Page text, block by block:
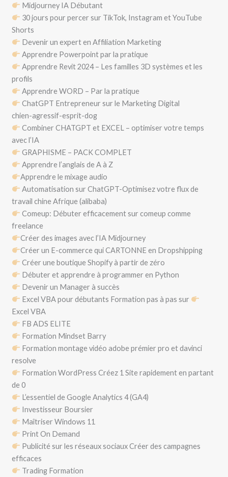
Midjourney IA Débutant
30 jours pour percer sur TikTok, Instagram et YouTube
Shorts
Devenir un expert en Affiliation Marketing
Apprendre Powerpoint par la pratique
Apprendre Revit 2024 – Les familles 3D systèmes et les
profils
Apprendre WORD – Par la pratique
ChatGPT Entrepreneur sur le Marketing Digital
chien-agressif-esprit-dog
Combiner CHATGPT et EXCEL – optimiser votre temps
avec l’IA
GRAPHISME – PACK COMPLET
Apprendre l’anglais de A à Z
Apprendre le mixage audio
Automatisation sur ChatGPT-Optimisez votre flux de
travail chine Afrique (alibaba)
Comeup: Débuter efficacement sur comeup comme
freelance
Créer des images avec l’IA Midjourney
Créer un E-commerce qui CARTONNE en Dropshipping
Créer une boutique Shopify à partir de zéro
Débuter et apprendre à programmer en Python
Devenir un Manager à succès
Excel VBA pour débutants Formation pas à pas sur
Excel VBA
FB ADS ELITE
Formation Mindset Barry
Formation montage vidéo adobe prémier pro et davinci
resolve
Formation WordPress Créez 1 Site rapidement en partant
de 0
L’essentiel de Google Analytics 4 (GA4)
Investisseur Boursier
Maîtriser Windows 11
Print On Demand
Publicité sur les réseaux sociaux Créer des campagnes
efficaces
Trading Formation